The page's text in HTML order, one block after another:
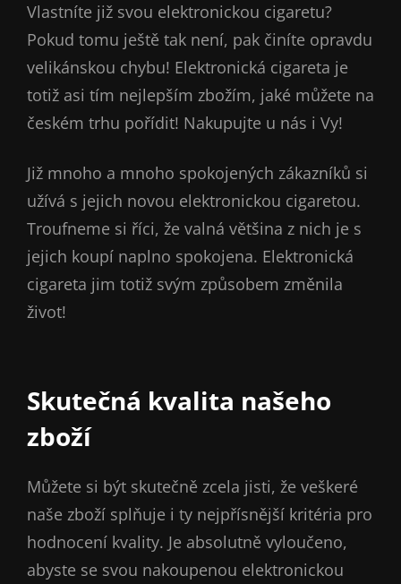
Vlastníte již svou elektronickou cigaretu?
Pokud tomu ještě tak není, pak činíte opravdu
velikánskou chybu! Elektronická cigareta je
totiž asi tím nejlepším zbožím, jaké můžete na
českém trhu pořídit! Nakupujte u nás i Vy!
Již mnoho a mnoho spokojených zákazníků si
užívá s jejich novou elektronickou cigaretou.
Troufneme si říci, že valná většina z nich je s
jejich koupí naplno spokojena. Elektronická
cigareta jim totiž svým způsobem změnila
život!
Skutečná kvalita našeho
zboží
Můžete si být skutečně zcela jisti, že veškeré
naše zboží splňuje i ty nejpřísnější kritéria pro
hodnocení kvality. Je absolutně vyloučeno,
abyste se svou nakoupenou elektronickou